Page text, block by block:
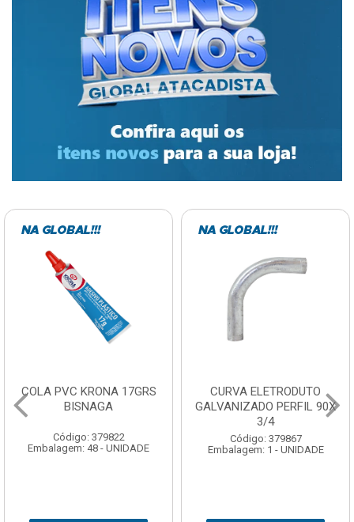
COLA PVC KRONA 17GRS
BISNAGA
Código: 379822
Embalagem: 48 - UNIDADE
CURVA ELETRODUTO
GALVANIZADO PERFIL 90X
3/4
Código: 379867
Embalagem: 1 - UNIDADE